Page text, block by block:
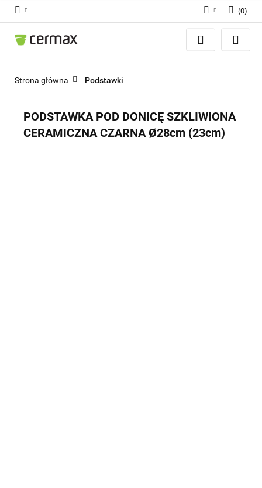
Zaloguj się
(0)
Strona główna Podstawki
PODSTAWKA POD DONICĘ SZKLIWIONA
CERAMICZNA CZARNA Ø28cm (23cm)